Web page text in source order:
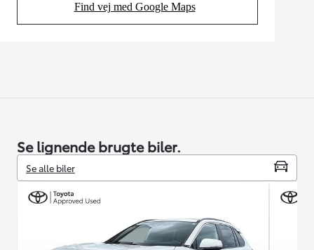
Find vej med Google Maps
(Opens in new tab)
Se lignende brugte biler.
Se alle biler